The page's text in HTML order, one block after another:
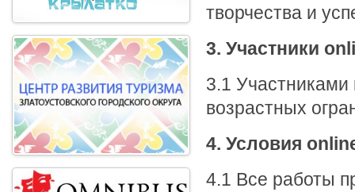
творчества и
3. Участники
3.1
возрастных
4. Условия
4.1 Все работы